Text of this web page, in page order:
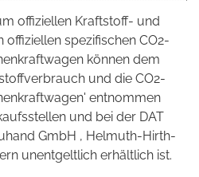
offiziellen Kraftstoff- und
spezifischen CO2-
können dem
und die CO2-
entnommen
und bei der DAT
GmbH , Helmuth-Hirth-
unentgeltlich erhältlich ist.